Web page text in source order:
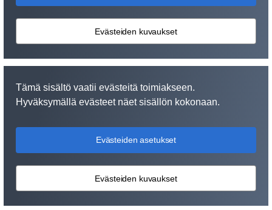
Evästeiden kuvaukset
Tämä sisältö vaatii evästeitä toimiakseen.
Hyväksymällä evästeet näet sisällön kokonaan.
Evästeiden asetukset
Evästeiden kuvaukset